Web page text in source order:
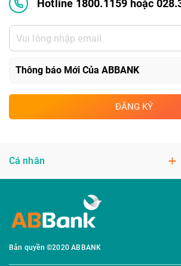
Hotline 1800.1159 hoặc
ĐĂNG KÝ
Cá nhân
Bản quyền ©2020 ABBANK